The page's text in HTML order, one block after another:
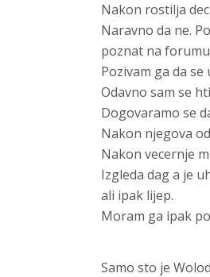
Nakon rostilja
Naravno da ne.
poznat na
Pozivam ga da se
Odavno sam se
Dogovaramo se
Nakon njegova
Nakon vecernje
Izgleda dag a je
ali ipak lijep.
Moram ga ipak
Samo sto je